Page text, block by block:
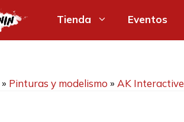
Tienda Eventos
» Pinturas y modelismo » AK Interactive